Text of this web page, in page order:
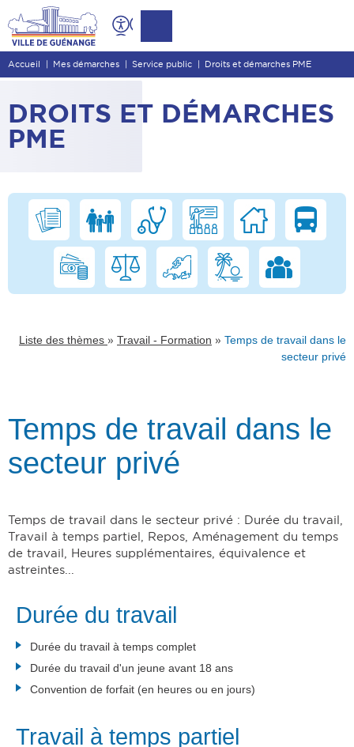
Contenu
Entête de page
Menu principal
Pied de page
Accueil Mes démarches Service public Droits et démarches PME
DROITS ET DÉMARCHES
PME
Liste des thèmes » Travail - Formation » Temps de travail dans le
secteur privé
Temps de travail dans le
secteur privé
Temps de travail dans le secteur privé : Durée du travail,
Travail à temps partiel, Repos, Aménagement du temps
de travail, Heures supplémentaires, équivalence et
astreintes...
Durée du travail
Durée du travail à temps complet
Durée du travail d'un jeune avant 18 ans
Convention de forfait (en heures ou en jours)
Travail à temps partiel